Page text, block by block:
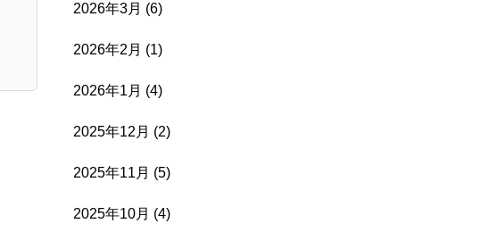
2026年3月 (6)
2026年2月 (1)
2026年1月 (4)
2025年12月 (2)
2025年11月 (5)
2025年10月 (4)